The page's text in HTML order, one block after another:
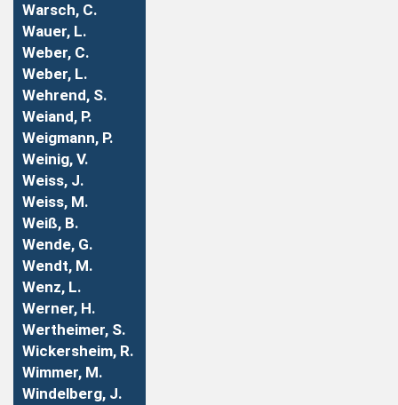
Warsch, C.
Wauer, L.
Weber, C.
Weber, L.
Wehrend, S.
Weiand, P.
Weigmann, P.
Weinig, V.
Weiss, J.
Weiss, M.
Weiß, B.
Wende, G.
Wendt, M.
Wenz, L.
Werner, H.
Wertheimer, S.
Wickersheim, R.
Wimmer, M.
Windelberg, J.